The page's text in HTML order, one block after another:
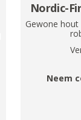
Nordic-
Gewone
Neem